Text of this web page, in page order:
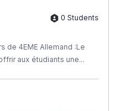
0 Students
de 4EME Allemand :Le
aux étudiants une...